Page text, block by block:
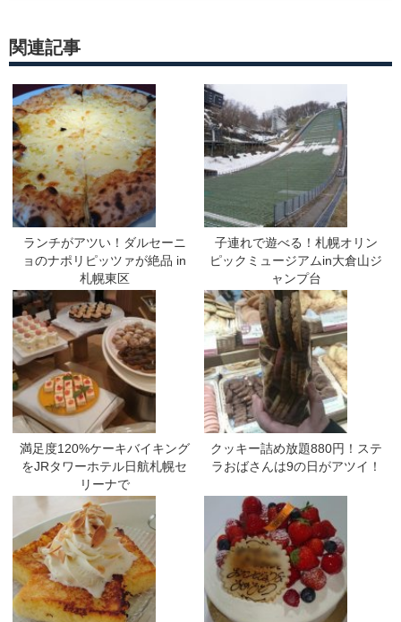
関連記事
ランチがアツい！ダルセーニ
ョのナポリピッツァが絶品 in
札幌東区
子連れで遊べる！札幌オリン
ピックミュージアムin大倉山ジ
ャンプ台
満足度120%ケーキバイキング
をJRタワーホテル日航札幌セ
リーナで
クッキー詰め放題880円！ステ
ラおばさんは9の日がアツイ！